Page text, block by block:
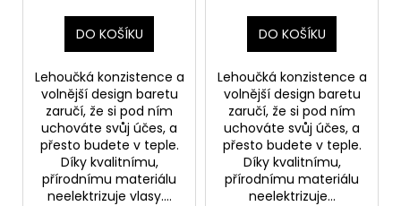
DO KOŠÍKU
Lehoučká konzistence a
volnější design baretu
zaručí, že si pod ním
uchováte svůj účes, a
přesto budete v teple.
Díky kvalitnímu,
přírodnímu materiálu
neelektrizuje vlasy....
DO KOŠÍKU
Lehoučká konzistence a
volnější design baretu
zaručí, že si pod ním
uchováte svůj účes, a
přesto budete v teple.
Díky kvalitnímu,
přírodnímu materiálu
neelektrizuje...